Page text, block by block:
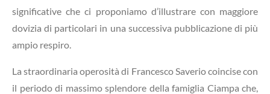
significative che ci proponiamo d’illustrare con maggiore
dovizia di particolari in una successiva pubblicazione di più
ampio respiro.
La straordinaria operosità di Francesco Saverio coincise con
il periodo di massimo splendore della famiglia Ciampa che,